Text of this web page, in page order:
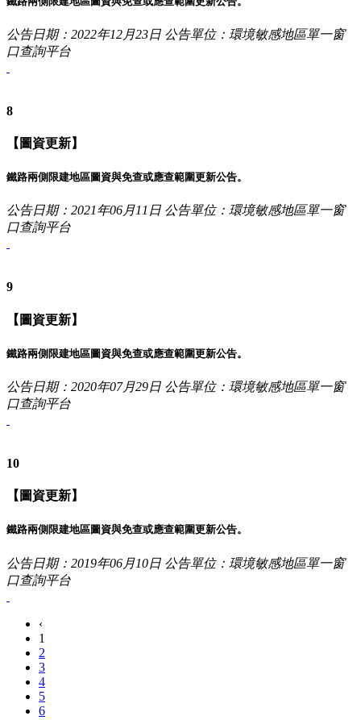
公告日期：2022年12月23日 公告單位：環境敏感地區單一窗
口查詢平台
8
【圖資更新】
鐵路兩側限建地區圖資與免查或應查範圍更新公告。
公告日期：2021年06月11日 公告單位：環境敏感地區單一窗
口查詢平台
9
【圖資更新】
鐵路兩側限建地區圖資與免查或應查範圍更新公告。
公告日期：2020年07月29日 公告單位：環境敏感地區單一窗
口查詢平台
10
【圖資更新】
鐵路兩側限建地區圖資與免查或應查範圍更新公告。
公告日期：2019年06月10日 公告單位：環境敏感地區單一窗
口查詢平台
‹
1
2
3
4
5
6